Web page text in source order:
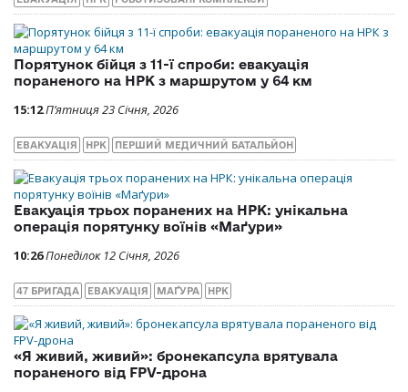
Порятунок бійця з 11-ї спроби: евакуація
пораненого на НРК з маршрутом у 64 км
15:12П’ятниця 23 Січня, 2026
ЕВАКУАЦІЯ НРК ПЕРШИЙ МЕДИЧНИЙ БАТАЛЬЙОН
Евакуація трьох поранених на НРК: унікальна
операція порятунку воїнів «Маґури»
10:26Понеділок 12 Січня, 2026
47 БРИГАДА ЕВАКУАЦІЯ МАҐУРА НРК
«Я живий, живий»: бронекапсула врятувала
пораненого від FPV-дрона